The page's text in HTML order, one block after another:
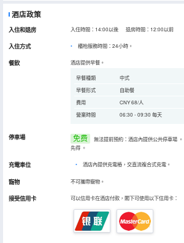
酒店政策
入住和退房 入住時間：14:00以後 退房時間：12:00以前
入住方式 櫃枱服務時間：24小時。
餐飲 酒店提供早餐。
早餐種類
中式
早餐形式
自助餐
費用
CNY 68/人
營業時間
06:30 - 09:30 每天
停車場 免费 無法提前預約：酒店內提供公共停車場 。
先得 。
充電車位 • 酒店內提供充電樁，交直流複合式充電。
寵物 不可攜帶寵物。
接受信用卡 可以信用卡在酒店付款，閣下可使用以下信用卡：